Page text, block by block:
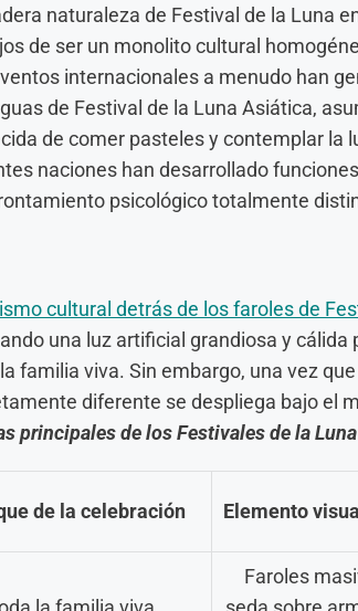
naturaleza de Festival de la Luna
de ser un monolito cultural
internacionales a menudo han
de Festival de la Luna Asiática,
de comer pasteles y contemplar la
naciones han desarrollado
psicológico totalmente
cultural detrás de los faroles de
una luz artificial grandiosa y cálida
familia viva. Sin embargo, una vez
diferente se despliega bajo el
principales de los Festivales de la
de la celebración Elemento
Faroles